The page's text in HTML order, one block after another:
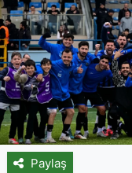
Paylaş